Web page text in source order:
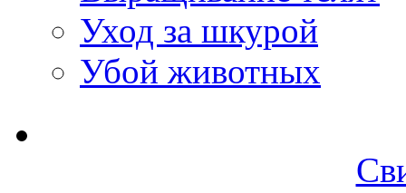
Уход за шкурой
Убой животных